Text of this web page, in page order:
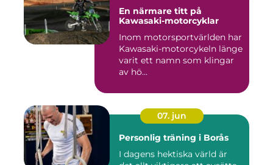
En närmare titt på
Kawasaki-motorcyklar
Inom motorsportvärlden har
Kawasaki-motorcykeln länge
varit ett namn som klingar
av hö...
07. jun
Personlig träning i Borås
I dagens hektiska värld är